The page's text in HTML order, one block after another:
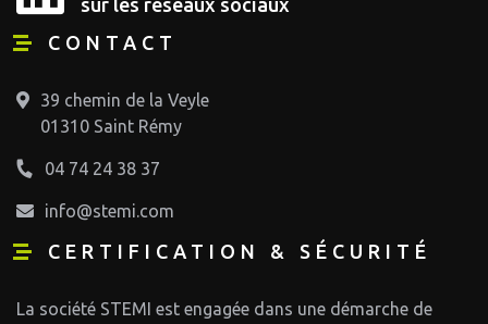
CONTACT
39 chemin de la Veyle
01310 Saint Rémy
04 74 24 38 37
info@stemi.com
CERTIFICATION & SÉCURITÉ
La société STEMI est engagée dans une démarche de